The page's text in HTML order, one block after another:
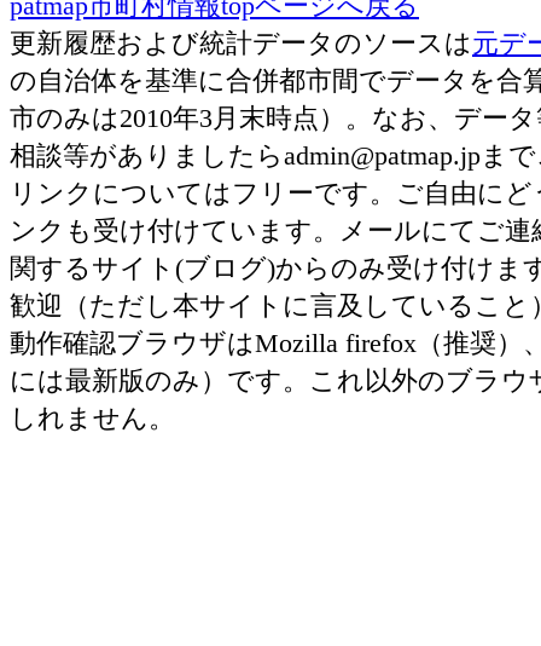
更新履歴および統計データのソースは元デ
の自治体を基準に合併都市間でデータを合
市のみは2010年3月末時点）。なお、デー
相談等がありましたらadmin@patmap.jpま
リンクについてはフリーです。ご自由に
ンクも受け付けています。メールにてご
関するサイト(ブログ)からのみ受け付け
歓迎（ただし本サイトに言及していること
動作確認ブラウザはMozilla firefox（推奨）
には最新版のみ）です。これ以外のブラ
しれません。